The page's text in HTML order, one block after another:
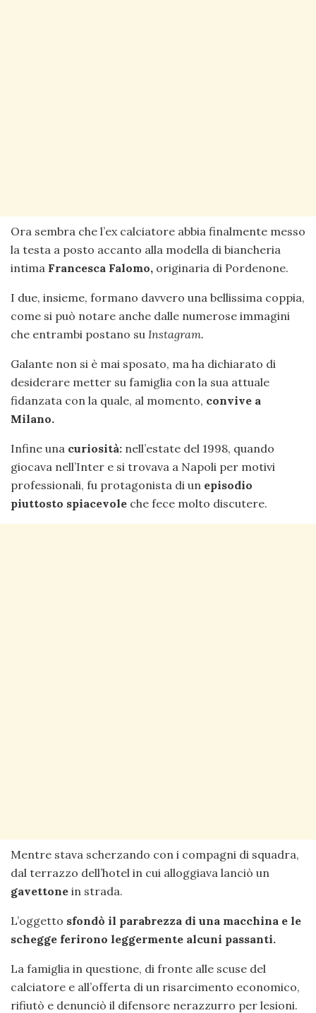
Ora sembra che l’ex calciatore abbia finalmente messo
la testa a posto accanto alla modella di biancheria
intima Francesca Falomo, originaria di Pordenone.
I due, insieme, formano davvero una bellissima coppia,
come si può notare anche dalle numerose immagini
che entrambi postano su Instagram.
Galante non si è mai sposato, ma ha dichiarato di
desiderare metter su famiglia con la sua attuale
fidanzata con la quale, al momento, convive a
Milano.
Infine una curiosità: nell’estate del 1998, quando
giocava nell’Inter e si trovava a Napoli per motivi
professionali, fu protagonista di un episodio
piuttosto spiacevole che fece molto discutere.
Mentre stava scherzando con i compagni di squadra,
dal terrazzo dell’hotel in cui alloggiava lanciò un
gavettone in strada.
L’oggetto sfondò il parabrezza di una macchina e le
schegge ferirono leggermente alcuni passanti.
La famiglia in questione, di fronte alle scuse del
calciatore e all’offerta di un risarcimento economico,
rifiutò e denunciò il difensore nerazzurro per lesioni.